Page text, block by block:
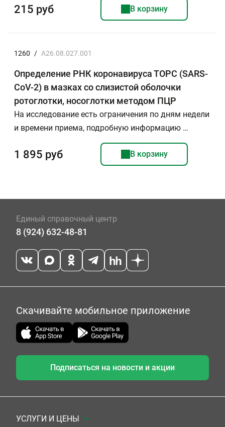
215 руб В корзину
1260 / A26.08.027.001
Определение РНК коронавируса ТОРС (SARS-
CoV-2) в мазках со слизистой оболочки
ротоглотки, носоглотки методом ПЦР
На исследование есть ограничения по дням недели
и времени приема, подробную информацию …
1 895 руб В корзину
Единый справочный центр
8 (924) 632-48-81
Скачивайте мобильное приложение
Подписаться на новости и акции
УСЛУГИ И ЦЕНЫ